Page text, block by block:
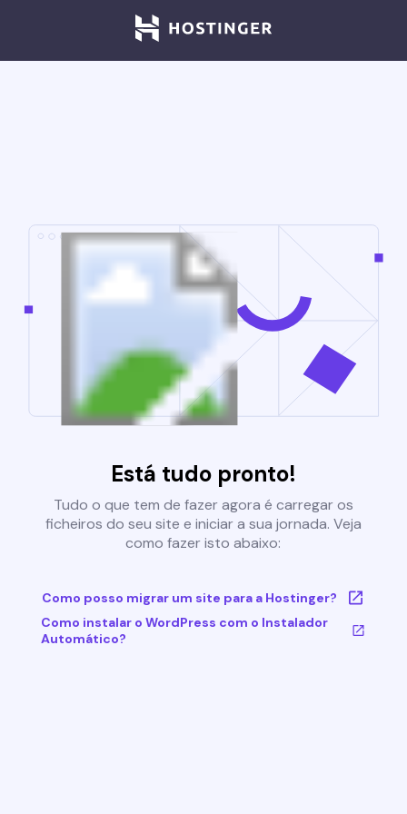
Está tudo pronto!
Tudo o que tem de fazer agora é carregar os
ficheiros do seu site e iniciar a sua jornada. Veja
como fazer isto abaixo:
Como posso migrar um site para a Hostinger?
Como instalar o WordPress com o Instalador
Automático?